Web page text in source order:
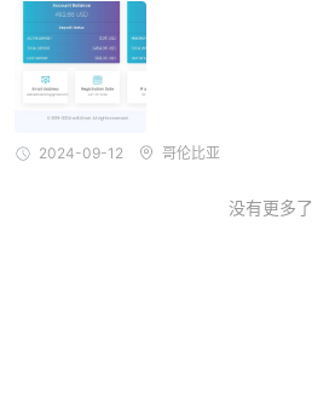
2024-09-12 哥伦比亚
没有更多了